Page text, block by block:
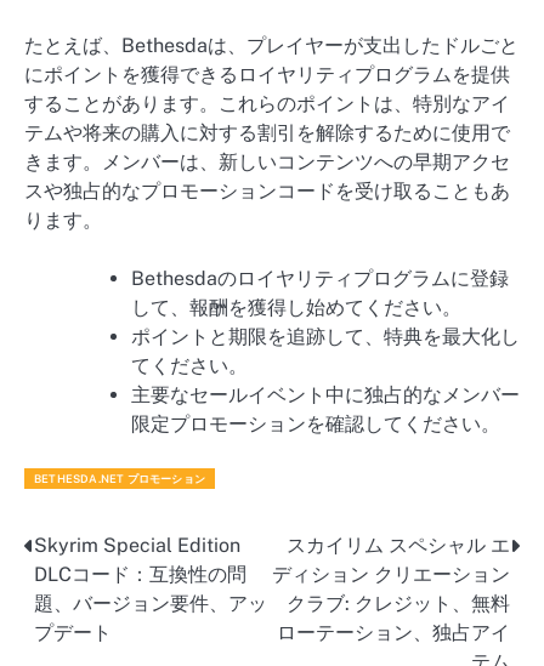
たとえば、Bethesdaは、プレイヤーが支出したドルごと
にポイントを獲得できるロイヤリティプログラムを提供
することがあります。これらのポイントは、特別なアイ
テムや将来の購入に対する割引を解除するために使用で
きます。メンバーは、新しいコンテンツへの早期アクセ
スや独占的なプロモーションコードを受け取ることもあ
ります。
Bethesdaのロイヤリティプログラムに登録
して、報酬を獲得し始めてください。
ポイントと期限を追跡して、特典を最大化し
てください。
主要なセールイベント中に独占的なメンバー
限定プロモーションを確認してください。
BETHESDA.NET プロモーション
Post
navigation
Skyrim Special Edition
DLCコード：互換性の問
題、バージョン要件、アッ
プデート
スカイリム スペシャル エ
ディション クリエーション
クラブ: クレジット、無料
ローテーション、独占アイ